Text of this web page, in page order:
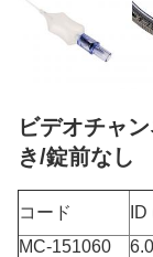
ビデオチャ
き/錠前なし
コード
MC-151060
6.0